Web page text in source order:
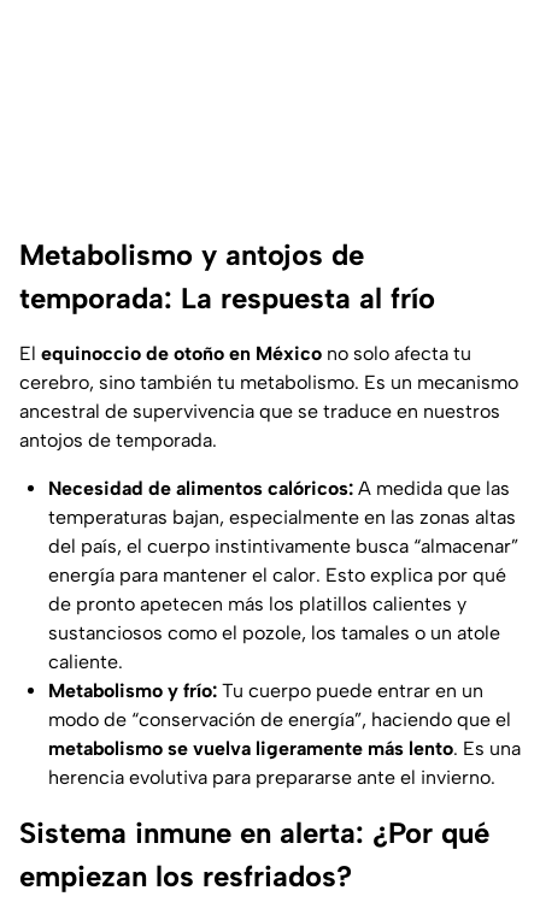
Metabolismo y antojos de
temporada: La respuesta al frío
El equinoccio de otoño en México no solo afecta tu
cerebro, sino también tu metabolismo. Es un mecanismo
ancestral de supervivencia que se traduce en nuestros
antojos de temporada.
Necesidad de alimentos calóricos: A medida que las
temperaturas bajan, especialmente en las zonas altas
del país, el cuerpo instintivamente busca “almacenar”
energía para mantener el calor. Esto explica por qué
de pronto apetecen más los platillos calientes y
sustanciosos como el pozole, los tamales o un atole
caliente.
Metabolismo y frío: Tu cuerpo puede entrar en un
modo de “conservación de energía”, haciendo que el
metabolismo se vuelva ligeramente más lento. Es una
herencia evolutiva para prepararse ante el invierno.
Sistema inmune en alerta: ¿Por qué
empiezan los resfriados?